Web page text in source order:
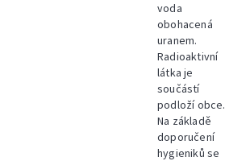
voda
obohacená
uranem.
Radioaktivní
látka je
součástí
podloží obce.
Na základě
doporučení
hygieniků se